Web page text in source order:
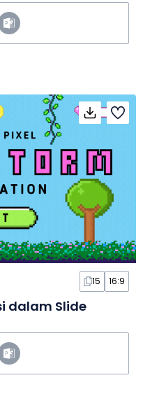
15 16:9
dalam Slide